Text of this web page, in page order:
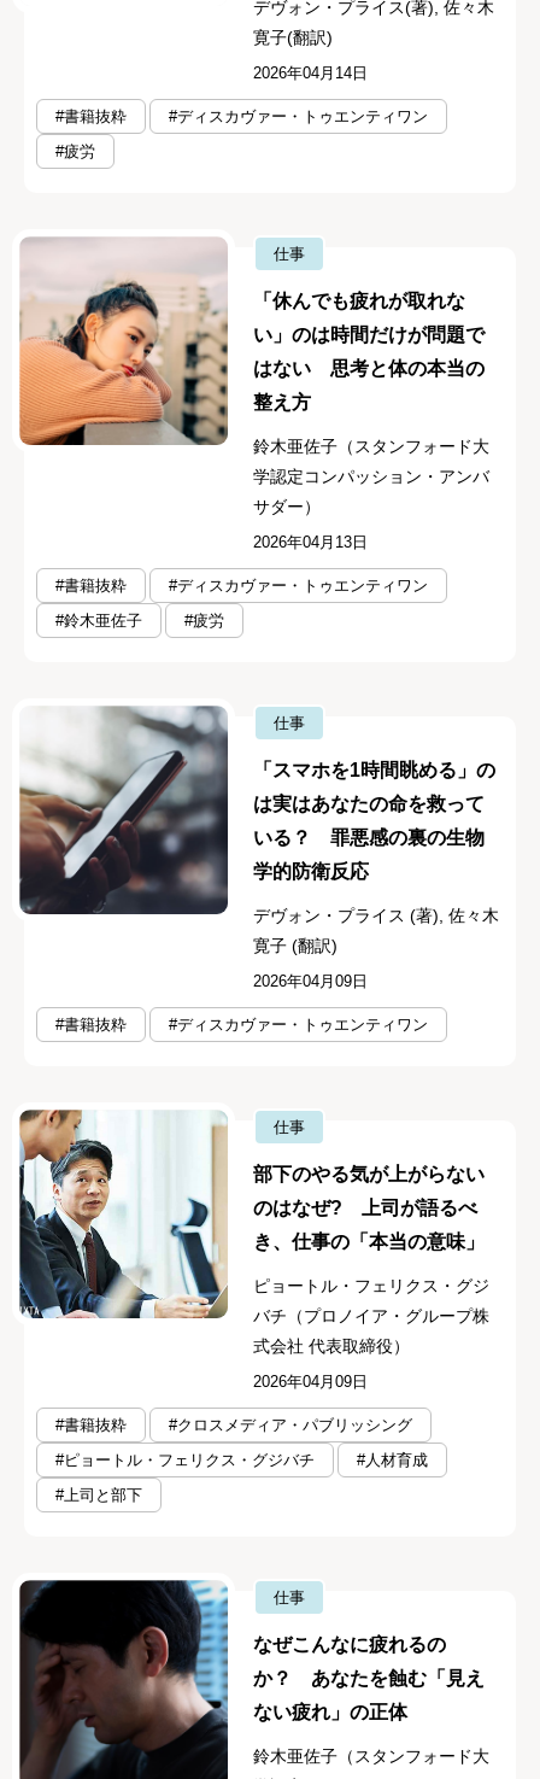
デヴォン・プライス(著), 佐々木
寛子(翻訳)
2026年04月14日
#書籍抜粋
#ディスカヴァー・トゥエンティワン
#疲労
仕事
「休んでも疲れが取れな
い」のは時間だけが問題で
はない 思考と体の本当の
整え方
鈴木亜佐子（スタンフォード大
学認定コンパッション・アンバ
サダー）
2026年04月13日
#書籍抜粋
#ディスカヴァー・トゥエンティワン
#鈴木亜佐子
#疲労
仕事
「スマホを1時間眺める」の
は実はあなたの命を救って
いる？ 罪悪感の裏の生物
学的防衛反応
デヴォン・プライス (著), 佐々木
寛子 (翻訳)
2026年04月09日
#書籍抜粋 #ディスカヴァー・トゥエンティワン
仕事
部下のやる気が上がらない
のはなぜ? 上司が語るべ
き、仕事の「本当の意味」
ピョートル・フェリクス・グジ
バチ（プロノイア・グループ株
式会社 代表取締役）
2026年04月09日
#書籍抜粋
#クロスメディア・パブリッシング
#ピョートル・フェリクス・グジバチ
#人材育成
#上司と部下
仕事
なぜこんなに疲れるの
か？ あなたを蝕む「見え
ない疲れ」の正体
鈴木亜佐子（スタンフォード大